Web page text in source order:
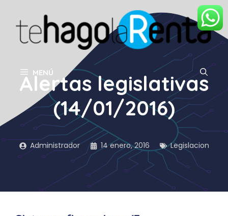
contenido
MENÚ
Alertas legislativas
(14/01/2016)
Administrador 14 enero, 2016 Legislacion